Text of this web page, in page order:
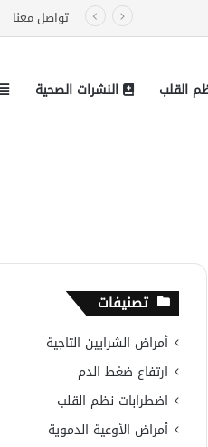
تواصل معنا
القلب النشرات الصحية
تصنيفات
أمراض الشرايين التاجية
ارتفاع ضغط الدم
اضطرابات نظم القلب
أمراض الأوعية الدموية